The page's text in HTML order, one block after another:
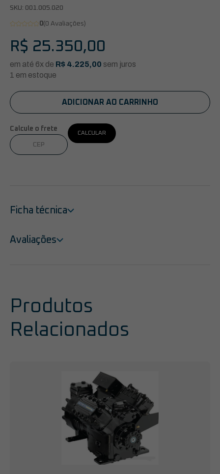
SKU: 001.005.020
0(0 Avaliações)
R$ 25.350,00
em até 6x de R$ 4.225,00 sem juros
1 em estoque
ADICIONAR AO CARRINHO
Calcule o frete
CALCULAR
Ficha técnica
Avaliações
Produtos
Relacionados